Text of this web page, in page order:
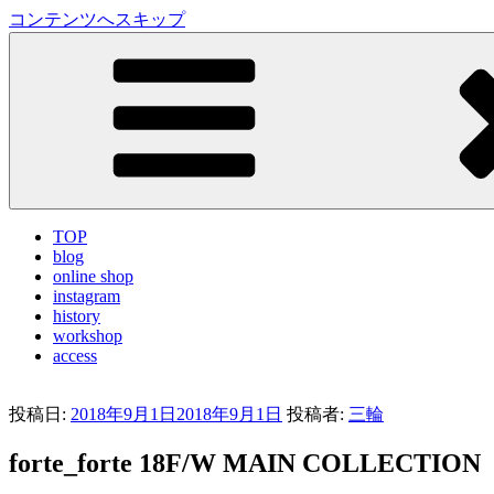
コンテンツへスキップ
LA VILLA ROUGE Blog
TOP
blog
online shop
instagram
history
workshop
access
投稿日: 2018年9月1日 2018年9月1日 投稿者: 三輪
forte_forte 18F/W MAIN COLLECTION